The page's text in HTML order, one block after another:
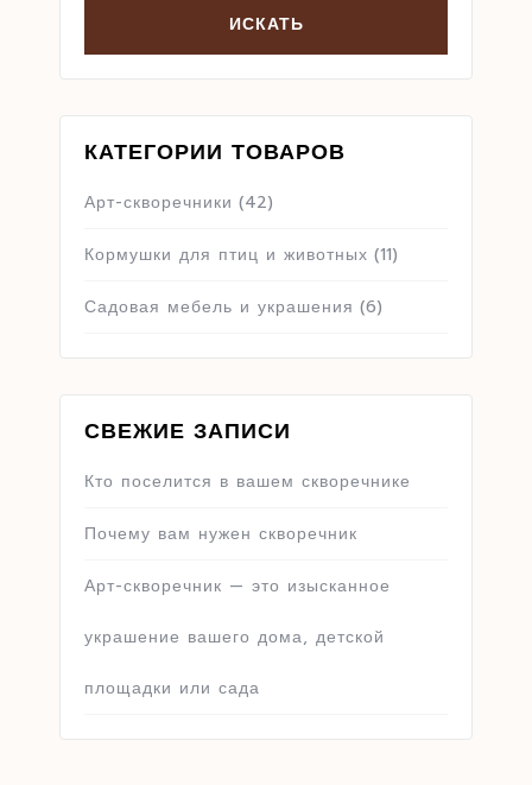
КАТЕГОРИИ ТОВАРОВ
Арт-скворечники (42)
Кормушки для птиц и животных (11)
Садовая мебель и украшения (6)
СВЕЖИЕ ЗАПИСИ
Кто поселится в вашем скворечнике
Почему вам нужен скворечник
Арт-скворечник — это изысканное
украшение вашего дома, детской
площадки или сада